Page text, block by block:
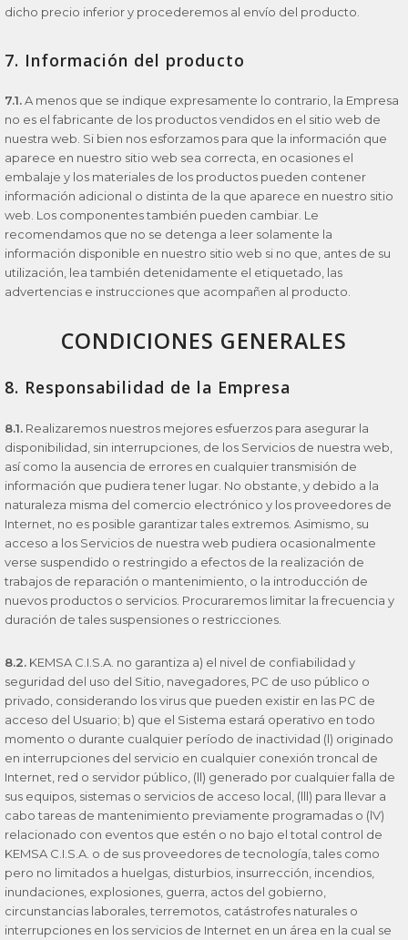
dicho precio inferior y procederemos al envío del producto.
7. Información del producto
7.1.A menos que se indique expresamente lo contrario, la Empresa
no es el fabricante de los productos vendidos en el sitio web de
nuestra web. Si bien nos esforzamos para que la información que
aparece en nuestro sitio web sea correcta, en ocasiones el
embalaje y los materiales de los productos pueden contener
información adicional o distinta de la que aparece en nuestro sitio
web. Los componentes también pueden cambiar. Le
recomendamos que no se detenga a leer solamente la
información disponible en nuestro sitio web si no que, antes de su
utilización, lea también detenidamente el etiquetado, las
advertencias e instrucciones que acompañen al producto.
CONDICIONES GENERALES
8. Responsabilidad de la Empresa
8.1. Realizaremos nuestros mejores esfuerzos para asegurar la
disponibilidad, sin interrupciones, de los Servicios de nuestra web,
así como la ausencia de errores en cualquier transmisión de
información que pudiera tener lugar. No obstante, y debido a la
naturaleza misma del comercio electrónico y los proveedores de
Internet, no es posible garantizar tales extremos. Asimismo, su
acceso a los Servicios de nuestra web pudiera ocasionalmente
verse suspendido o restringido a efectos de la realización de
trabajos de reparación o mantenimiento, o la introducción de
nuevos productos o servicios. Procuraremos limitar la frecuencia y
duración de tales suspensiones o restricciones.
8.2. KEMSA C.I.S.A. no garantiza a) el nivel de confiabilidad y
seguridad del uso del Sitio, navegadores, PC de uso público o
privado, considerando los virus que pueden existir en las PC de
acceso del Usuario; b) que el Sistema estará operativo en todo
momento o durante cualquier período de inactividad (l) originado
en interrupciones del servicio en cualquier conexión troncal de
Internet, red o servidor público, (ll) generado por cualquier falla de
sus equipos, sistemas o servicios de acceso local, (lll) para llevar a
cabo tareas de mantenimiento previamente programadas o (lV)
relacionado con eventos que estén o no bajo el total control de
KEMSA C.I.S.A. o de sus proveedores de tecnología, tales como
pero no limitados a huelgas, disturbios, insurrección, incendios,
inundaciones, explosiones, guerra, actos del gobierno,
circunstancias laborales, terremotos, catástrofes naturales o
interrupciones en los servicios de Internet en un área en la cual se